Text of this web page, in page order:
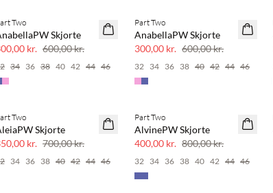
SAVE20
Two
Skjorte
kr. 600,00 kr.
34 36 38 40 42 44 46
SAVE20
Part Two
AnabellaPW Skjorte
300,00 kr. 600,00 kr.
32 34 36 38 40 42 44 46
SAVE20
Two
Skjorte
kr. 700,00 kr.
34 36 38 40 42 44 46
SAVE20
Part Two
AlvinePW Skjorte
400,00 kr. 800,00 kr.
32 34 36 38 40 42 44 46